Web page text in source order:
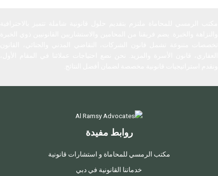
روابط مفيدة
مكتب الرمسي للمحاماة و استشارات قانونية
خدماتنا القانونية في دبي